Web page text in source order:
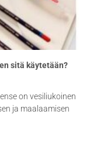
sitä käytetään?
on vesiliukoinen
ja maalaamisen